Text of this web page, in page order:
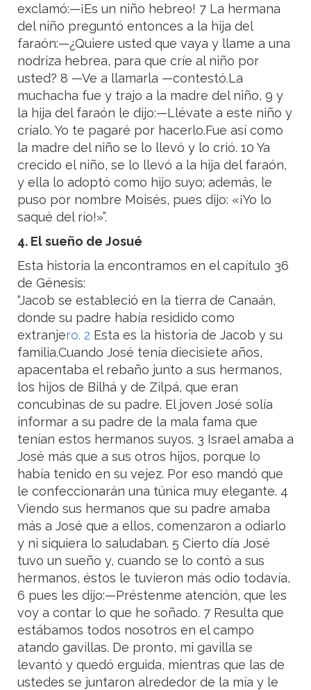
exclamó:—¡Es un niño hebreo! 7 La hermana
del niño preguntó entonces a la hija del
faraón:—¿Quiere usted que vaya y llame a una
nodriza hebrea, para que críe al niño por
usted? 8 —Ve a llamarla —contestó.La
muchacha fue y trajo a la madre del niño, 9 y
la hija del faraón le dijo:—Llévate a este niño y
críalo. Yo te pagaré por hacerlo.Fue así como
la madre del niño se lo llevó y lo crió. 10 Ya
crecido el niño, se lo llevó a la hija del faraón,
y ella lo adoptó como hijo suyo; además, le
puso por nombre Moisés, pues dijo: «¡Yo lo
saqué del río!»”.
4. El sueño de Josué
Esta historia la encontramos en el capítulo 36
de Génesis:
“Jacob se estableció en la tierra de Canaán,
donde su padre había residido como
extranjero. 2 Esta es la historia de Jacob y su
familia.Cuando José tenía diecisiete años,
apacentaba el rebaño junto a sus hermanos,
los hijos de Bilhá y de Zilpá, que eran
concubinas de su padre. El joven José solía
informar a su padre de la mala fama que
tenían estos hermanos suyos. 3 Israel amaba a
José más que a sus otros hijos, porque lo
había tenido en su vejez. Por eso mandó que
le confeccionarán una túnica muy elegante. 4
Viendo sus hermanos que su padre amaba
más a José que a ellos, comenzaron a odiarlo
y ni siquiera lo saludaban. 5 Cierto día José
tuvo un sueño y, cuando se lo contó a sus
hermanos, éstos le tuvieron más odio todavía,
6 pues les dijo:—Préstenme atención, que les
voy a contar lo que he soñado. 7 Resulta que
estábamos todos nosotros en el campo
atando gavillas. De pronto, mi gavilla se
levantó y quedó erguida, mientras que las de
ustedes se juntaron alrededor de la mía y le